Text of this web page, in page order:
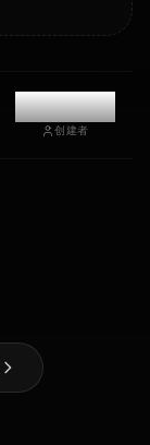
@kanashi
创建者